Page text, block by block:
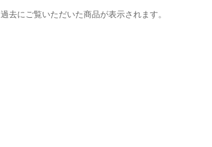
過去にご覧いただいた商品が表示されます。